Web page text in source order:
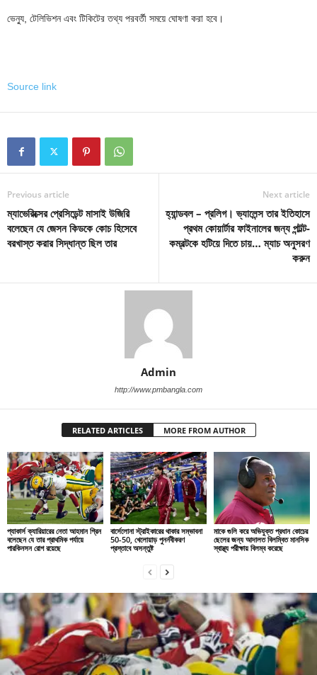
ভেন্যু, টেলিভিশন এবং টিকিটের তথ্য পরবর্তী সময়ে ঘোষণা করা হবে।
Source link
Previous article
ম্যাভেরিক্সের প্রেসিডেন্ট মাসাই উজিরি
বলেছেন যে জেসন কিডকে কোচ হিসেবে
বরখাস্ত করার সিদ্ধান্ত ছিল তার
Next article
হ্যান্ডবল – প্রলিগ। ভ্যালেন্স তার ইতিহাসে
প্রথম কোয়ার্টার ফাইনালের জন্য পন্টল্ট-
কম্বল্টকে হটিয়ে দিতে চায়… ম্যাচ অনুসরণ
করুন
Admin
http://www.pmbangla.com
RELATED ARTICLES MORE FROM AUTHOR
প্যাকার্স ক্যারিয়ারের নেতা আহমান গ্রিন
বলেছেন যে তার প্রাথমিক পর্যায়ে
পারকিনসন রোগ রয়েছে
বার্সেলোনা স্ট্রাইকারের থাকার সম্ভাবনা
50-50, খেলোয়াড় পুনর্নবীকরণ
প্রস্তাবে অসন্তুষ্ট
মাকে গুলি করে অভিযুক্ত প্রধান কোচের
ছেলের জন্য আদালত বিলম্বিত মানসিক
স্বাস্থ্য পরীক্ষায় বিলম্ব করেছে